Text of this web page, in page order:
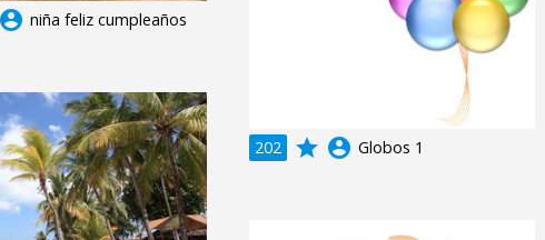
account_circle niña feliz cumpleaños
202 grade account_circle Globos 1